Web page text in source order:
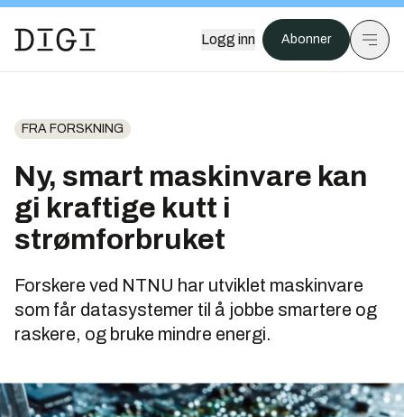
Logg inn Abonner
FRA FORSKNING
Ny, smart maskinvare kan
gi kraftige kutt i
strømforbruket
Forskere ved NTNU har utviklet maskinvare
som får datasystemer til å jobbe smartere og
raskere, og bruke mindre energi.